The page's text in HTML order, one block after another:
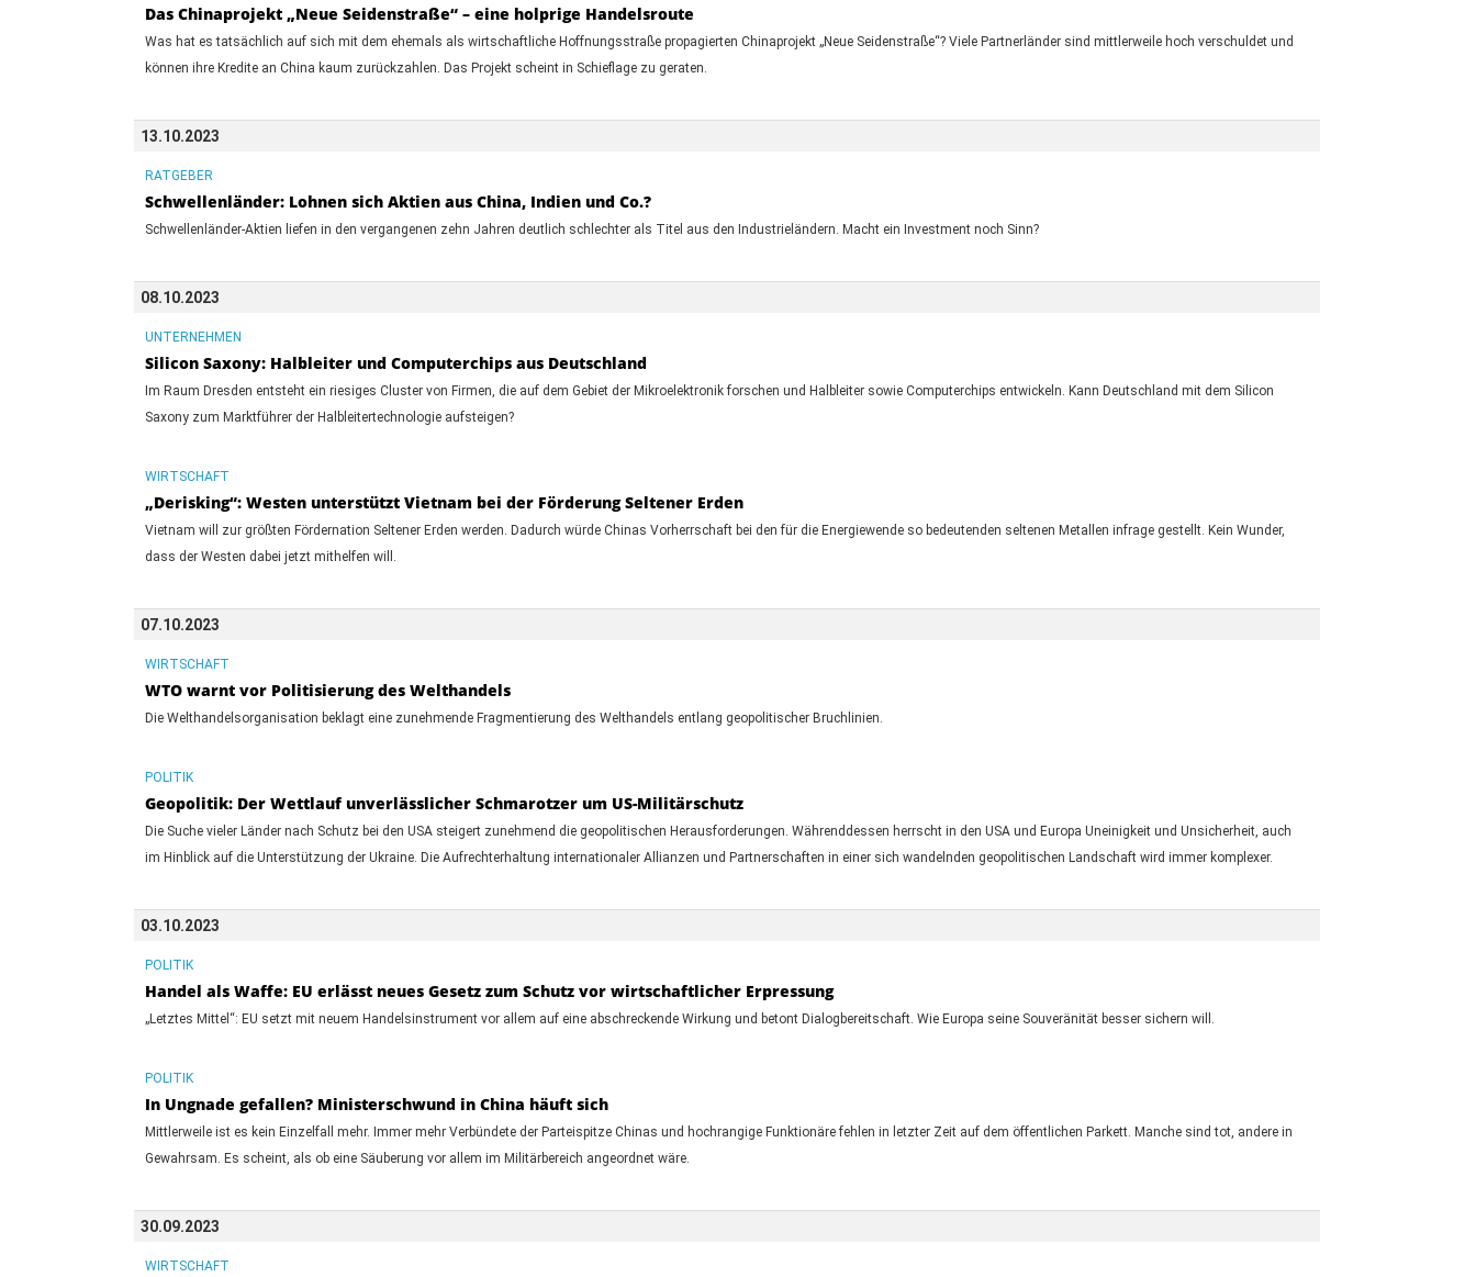
Das Chinaprojekt „Neue Seidenstraße“ – eine holprige Handelsroute
Was hat es tatsächlich auf sich mit dem ehemals als wirtschaftliche Hoffnungsstraße propagierten Chinaprojekt „Neue Seidenstraße“? Viele Partnerländer sind mittlerweile hoch verschuldet und
können ihre Kredite an China kaum zurückzahlen. Das Projekt scheint in Schieflage zu geraten.
13.10.2023
RATGEBER
Schwellenländer: Lohnen sich Aktien aus China, Indien und Co.?
Schwellenländer-Aktien liefen in den vergangenen zehn Jahren deutlich schlechter als Titel aus den Industrieländern. Macht ein Investment noch Sinn?
08.10.2023
UNTERNEHMEN
Silicon Saxony: Halbleiter und Computerchips aus Deutschland
Im Raum Dresden entsteht ein riesiges Cluster von Firmen, die auf dem Gebiet der Mikroelektronik forschen und Halbleiter sowie Computerchips entwickeln. Kann Deutschland mit dem Silicon
Saxony zum Marktführer der Halbleitertechnologie aufsteigen?
WIRTSCHAFT
„Derisking“: Westen unterstützt Vietnam bei der Förderung Seltener Erden
Vietnam will zur größten Fördernation Seltener Erden werden. Dadurch würde Chinas Vorherrschaft bei den für die Energiewende so bedeutenden seltenen Metallen infrage gestellt. Kein Wunder,
dass der Westen dabei jetzt mithelfen will.
07.10.2023
WIRTSCHAFT
WTO warnt vor Politisierung des Welthandels
Die Welthandelsorganisation beklagt eine zunehmende Fragmentierung des Welthandels entlang geopolitischer Bruchlinien.
POLITIK
Geopolitik: Der Wettlauf unverlässlicher Schmarotzer um US-Militärschutz
Die Suche vieler Länder nach Schutz bei den USA steigert zunehmend die geopolitischen Herausforderungen. Währenddessen herrscht in den USA und Europa Uneinigkeit und Unsicherheit, auch
im Hinblick auf die Unterstützung der Ukraine. Die Aufrechterhaltung internationaler Allianzen und Partnerschaften in einer sich wandelnden geopolitischen Landschaft wird immer komplexer.
03.10.2023
POLITIK
Handel als Waffe: EU erlässt neues Gesetz zum Schutz vor wirtschaftlicher Erpressung
„Letztes Mittel“: EU setzt mit neuem Handelsinstrument vor allem auf eine abschreckende Wirkung und betont Dialogbereitschaft. Wie Europa seine Souveränität besser sichern will.
POLITIK
In Ungnade gefallen? Ministerschwund in China häuft sich
Mittlerweile ist es kein Einzelfall mehr. Immer mehr Verbündete der Parteispitze Chinas und hochrangige Funktionäre fehlen in letzter Zeit auf dem öffentlichen Parkett. Manche sind tot, andere in
Gewahrsam. Es scheint, als ob eine Säuberung vor allem im Militärbereich angeordnet wäre.
30.09.2023
WIRTSCHAFT